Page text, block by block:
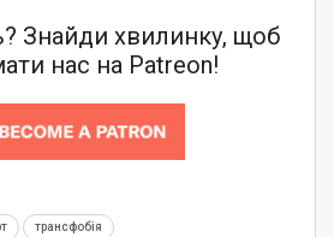
Знайди хвилинку, щоб
нас на Patreon!
трансфобія